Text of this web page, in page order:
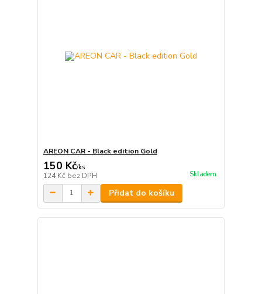
AREON CAR - Black edition Gold
150 Kč/ks
124 Kč bez DPH Skladem
Přidat do košíku